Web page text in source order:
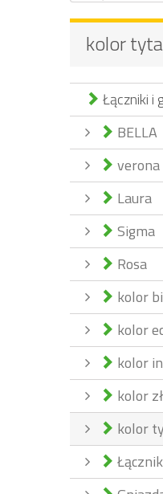
kolor
Łączniki i
BELLA
verona
Laura
Sigma
Rosa
kolor
kolor
kolor
kolor
kolor